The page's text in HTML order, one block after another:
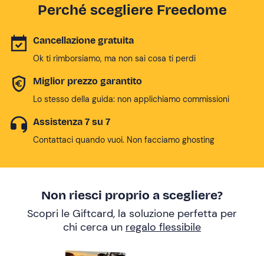
Perché scegliere Freedome
Cancellazione gratuita
Ok ti rimborsiamo, ma non sai cosa ti perdi
Miglior prezzo garantito
Lo stesso della guida: non applichiamo commissioni
Assistenza 7 su 7
Contattaci quando vuoi. Non facciamo ghosting
Non riesci proprio a scegliere?
Scopri le Giftcard, la soluzione perfetta per
chi cerca un regalo flessibile